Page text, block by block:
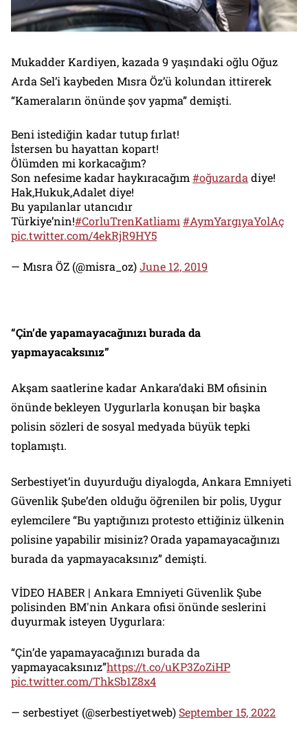
Mukadder Kardiyen, kazada 9 yaşındaki oğlu Oğuz
Arda Sel’i kaybeden Mısra Öz’ü kolundan ittirerek
“Kameraların önünde şov yapma” demişti.
Beni istediğin kadar tutup fırlat!
İstersen bu hayattan kopart!
Ölümden mi korkacağım?
Son nefesime kadar haykıracağım #oğuzarda diye!
Hak,Hukuk,Adalet diye!
Bu yapılanlar utancıdır
Türkiye’nin!#CorluTrenKatliamı #AymYargıyaYolAç
pic.twitter.com/4ekRjR9HY5
— Mısra ÖZ (@misra_oz)June 12, 2019
“Çin’de yapamayacağınızı burada da
yapmayacaksınız”
Akşam saatlerine kadar Ankara’daki BM ofisinin
önünde bekleyen Uygurlarla konuşan bir başka
polisin sözleri de sosyal medyada büyük tepki
toplamıştı.
Serbestiyet’in duyurduğu diyalogda, Ankara Emniyeti
Güvenlik Şube’den olduğu öğrenilen bir polis, Uygur
eylemcilere “Bu yaptığınızı protesto ettiğiniz ülkenin
polisine yapabilir misiniz? Orada yapamayacağınızı
burada da yapmayacaksınız” demişti.
VİDEO HABER | Ankara Emniyeti Güvenlik Şube
polisinden BM'nin Ankara ofisi önünde seslerini
duyurmak isteyen Uygurlara:
“Çin’de yapamayacağınızı burada da
yapmayacaksınız”https://t.co/uKP3ZoZiHP
pic.twitter.com/ThkSb1Z8x4
— serbestiyet (@serbestiyetweb) September 15, 2022